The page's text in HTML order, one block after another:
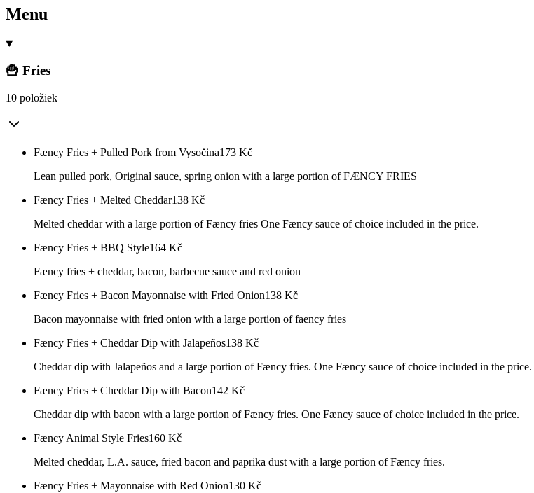
Menu
🍟 Fries
10 položiek
Fæncy Fries + Pulled Pork from Vysočina173 Kč
Lean pulled pork, Original sauce, spring onion with a large portion of FÆNCY FRIES
Fæncy Fries + Melted Cheddar138 Kč
Melted cheddar with a large portion of Fæncy fries One Fæncy sauce of choice included in the price.
Fæncy Fries + BBQ Style164 Kč
Fæncy fries + cheddar, bacon, barbecue sauce and red onion
Fæncy Fries + Bacon Mayonnaise with Fried Onion138 Kč
Bacon mayonnaise with fried onion with a large portion of faency fries
Fæncy Fries + Cheddar Dip with Jalapeños138 Kč
Cheddar dip with Jalapeños and a large portion of Fæncy fries. One Fæncy sauce of choice included in the price.
Fæncy Fries + Cheddar Dip with Bacon142 Kč
Cheddar dip with bacon with a large portion of Fæncy fries. One Fæncy sauce of choice included in the price.
Fæncy Animal Style Fries160 Kč
Melted cheddar, L.A. sauce, fried bacon and paprika dust with a large portion of Fæncy fries.
Fæncy Fries + Mayonnaise with Red Onion130 Kč